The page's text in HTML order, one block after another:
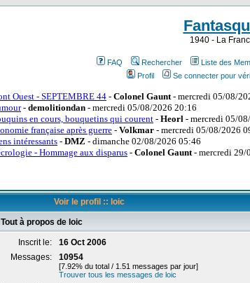
1940 - La
FAQ Rechercher Liste des
Profil
Se connecter pour
Voir le profil :: loic
Tout à propos de loic
Inscrit le:
16 Oct 2006
Messages:
10954
[7.92% du total / 1.51 messages par jour]
Trouver tous les messages de loic